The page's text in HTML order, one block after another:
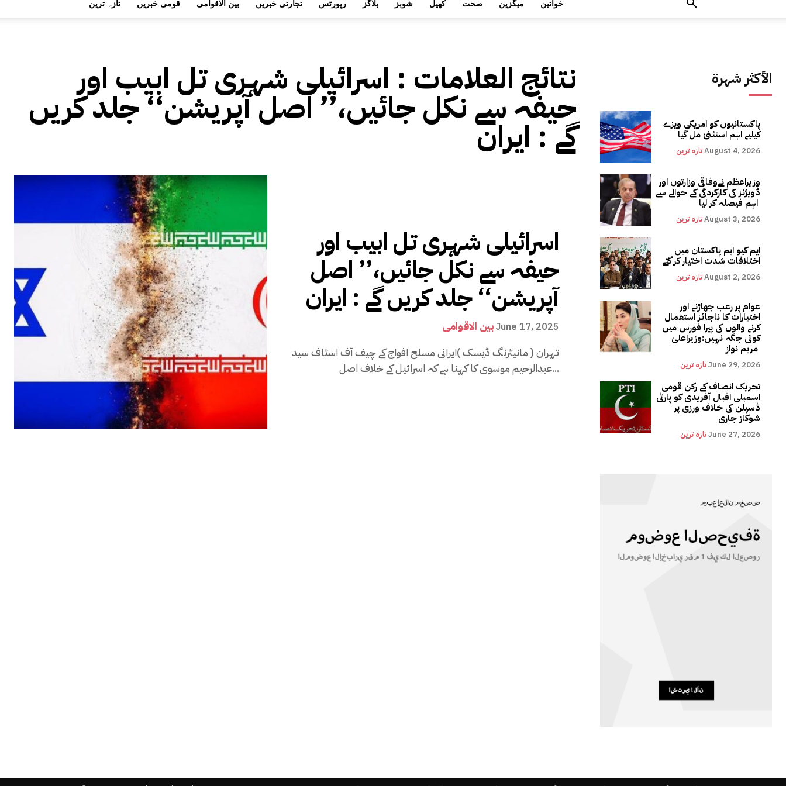
تازہ ترین قومی خبریں بین الاقوامی تجارتی خبریں رپورٹس بلاگز شوبز کھیل صحت میگزین خواتین
نتائج العلامات : اسرائیلی شہری تل ابیب اور
حیفہ سے نکل جائیں،’’ اصل آپریشن‘‘ جلد کریں
گے : ایران
اسرائیلی شہری تل ابیب اور
حیفہ سے نکل جائیں،’’ اصل
آپریشن‘‘ جلد کریں گے : ایران
بین الاقوامیJune 17, 2025
تہران ( مانیٹرنگ ڈیسک )ایرانی مسلح افواج کے چیف آف اسٹاف سید
عبدالرحیم موسوی کا کہنا ہے کہ اسرائیل کے خلاف اصل...
الأكثر شهرة
پاکستانیوں کو امریکی ویزے
کیلیے اہم استثنیٰ مل گیا
تازہ ترینAugust 4, 2026
وزیراعظم نےوفاقی وزارتوں اور
ڈویژنز کی کارکردگی کے حوالے سے
تازہ ترینAugust 3, 2026
ایم کیو ایم پاکستان میں
اختلافات شدت اختیار کر گئے
تازہ ترینAugust 2, 2026
عوام پر رعب جھاڑنے اور
اختیارات کا ناجائز استعمال
کرنے والوں کی پیرا فورس میں
کوئی جگہ نہیں:وزیراعلیٰ
تازہ ترینJune 29, 2026
تحریک انصاف کے رکن قومی
اسمبلی اقبال آفریدی کو پارٹی
ڈسپلن کی خلاف ورزی پر
شوکاز جاری
تازہ ترینJune 27, 2026